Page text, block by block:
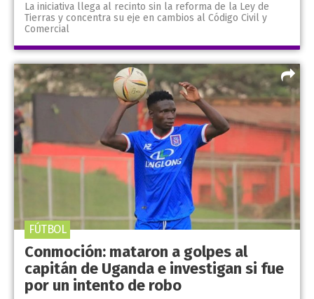
La iniciativa llega al recinto sin la reforma de la Ley de
Tierras y concentra su eje en cambios al Código Civil y
Comercial
Conmoción: mataron a golpes al
capitán de Uganda e investigan si fue
por un intento de robo
FÚTBOL